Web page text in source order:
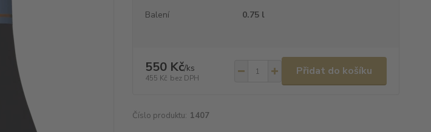
Balení 0.75 l
550 Kč/ks
455 Kč bez DPH
Přidat do košíku
Číslo produktu: 1407